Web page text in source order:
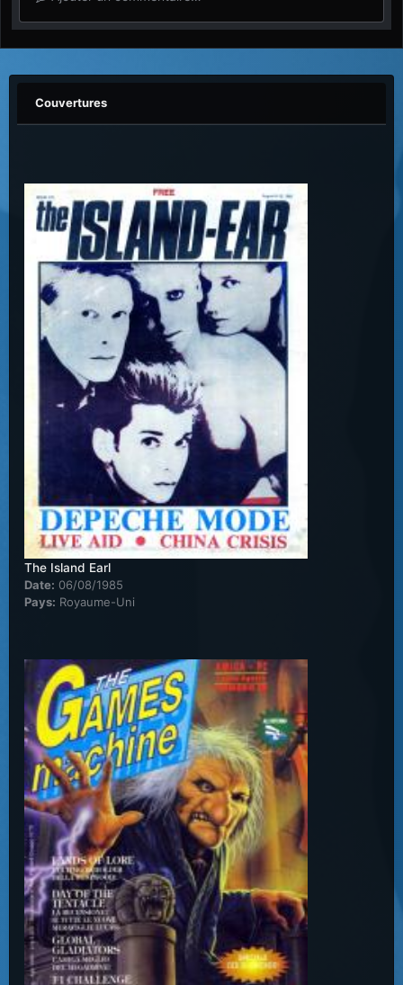
Couvertures
The Island Earl
Date: 06/08/1985
Pays: Royaume-Uni